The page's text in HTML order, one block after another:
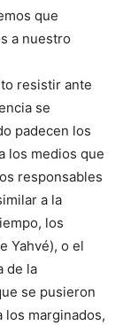
que
a nuestro
resistir ante
se
padecen los
los medios que
responsables
a la
los
Yahvé), o el
de la
se pusieron
los marginados,